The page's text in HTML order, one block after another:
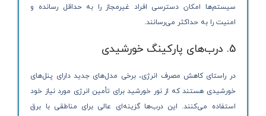
سیستم‌ها امکان دسترسی افراد غیرمجاز را به حداقل رسانده و
امنیت را به حداکثر می‌رسانند.
5. درب‌های پارکینگ خورشیدی
در راستای کاهش مصرف انرژی، برخی مدل‌های جدید دارای پنل‌های
خورشیدی هستند که از نور خورشید برای تأمین انرژی مورد نیاز خود
استفاده می‌کنند. این درب‌ها گزینه‌ای عالی برای مناطقی با برق